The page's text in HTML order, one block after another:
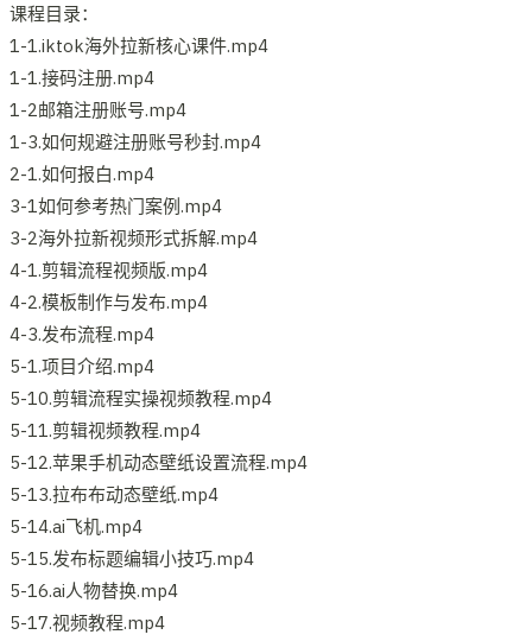
课程目录：
1-1.iktok海外拉新核心课件.mp4
1-1.接码注册.mp4
1-2邮箱注册账号.mp4
1-3.如何规避注册账号秒封.mp4
2-1.如何报白.mp4
3-1如何参考热门案例.mp4
3-2海外拉新视频形式拆解.mp4
4-1.剪辑流程视频版.mp4
4-2.模板制作与发布.mp4
4-3.发布流程.mp4
5-1.项目介绍.mp4
5-10.剪辑流程实操视频教程.mp4
5-11.剪辑视频教程.mp4
5-12.苹果手机动态壁纸设置流程.mp4
5-13.拉布布动态壁纸.mp4
5-14.ai飞机.mp4
5-15.发布标题编辑小技巧.mp4
5-16.ai人物替换.mp4
5-17.视频教程.mp4